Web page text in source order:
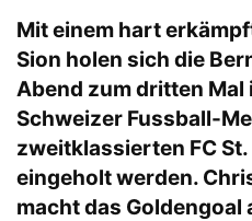
Mit einem hart
Sion holen sich die
Abend zum dritten Mal
Schweizer Fussball-
zweitklassierten FC
eingeholt werden.
macht das Goldengoal